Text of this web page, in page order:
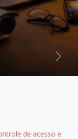
Next
de acesso e